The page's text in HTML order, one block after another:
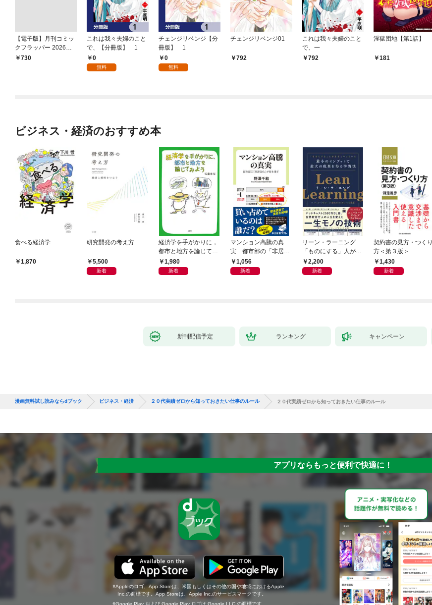
【電子版】月刊コミッ
クフラッパー 2026年9
月号
￥730
これは我々夫婦のこと
で、【分冊版】 1
0
無料
チェンジリベンジ【分
冊版】 1
0
無料
チェンジリベンジ01
792
これは我々夫婦のこと
で、一
792
淫獄団地【第1話】
181
ビジネス・経済のおすすめ本
食べる経済学
1,870
研究開発の考え方
5,500
新着
経済学を手がかりに，
都市と地方を論じてみ
よう1,980
新着
マンション高騰の真
実 都市部の「非居住
化」が街を壊す
1,056
新着
リーン・ラーニング
「ものにする」人が自
然とやっている 最小の
インプットで最大の成
2,200
新着
契約書の見方・つくり
方＜第３版＞
1,430
新着
新刊配信予定 ランキング キャンペーン
漫画無料試し読みならdブック ビジネス・経済 ２０代実績ゼロから知っておきたい仕事のルール ２０代実績ゼロから知っておきたい仕事のルール
アプリならもっと便利で快適に！
Appleのロゴ、App Storeは、米国もしくはその他の国や地域におけるApple
Inc.の商標です。App Storeは、Apple Inc.のサービスマークです。
Google Play および Google Play ロゴは Google LLC の商標です。